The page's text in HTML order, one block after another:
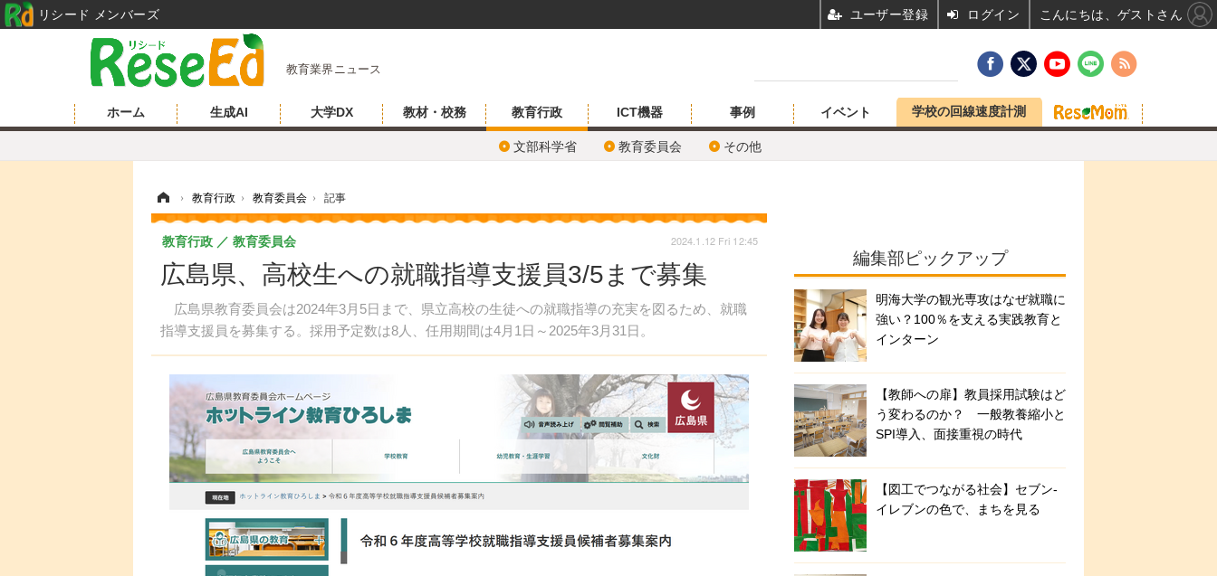
教育業界ニュース
ホーム 生成AI 大学DX 教材・校務 教育行政
文部科学省 教育委員会 その他
ICT機器 事例 イベント 学校の回線速度計測
› 教育行政 › 教育委員会 › 記事
広島県、高校生への就職指導支援員3/5まで募集
広島県教育委員会は2024年3月5日まで、県立高校の生徒への就職指導の充実を図るため、就職
指導支援員を募集する。採用予定数は8人、任用期間は4月1日～2025年3月31日。
教育行政 教育委員会 2024.1.12 Fri 12:45
編集部ピックアップ
明海大学の観光専攻はなぜ就職に
強い？100％を支える実践教育と
インターン
【教師への扉】教員採用試験はど
う変わるのか？ 一般教養縮小と
SPI導入、面接重視の時代
【図工でつながる社会】セブン‐
イレブンの色で、まちを見る
リシード メンバーズ ユーザー登録 ログイン こんにちは、ゲストさん